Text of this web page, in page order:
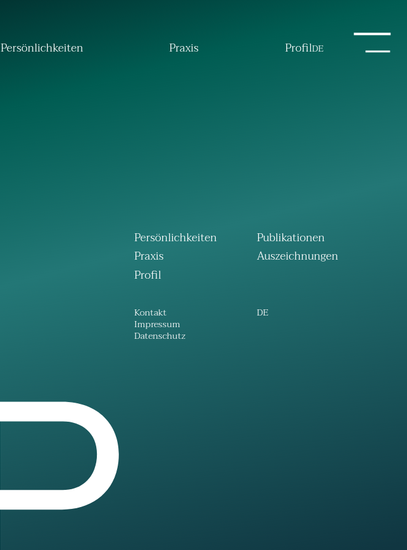
Persönlichkeiten Praxis ProfilDE
Persönlichkeiten
Praxis
Profil
Kontakt
Impressum
Datenschutz
Publikationen
Auszeichnungen
DE